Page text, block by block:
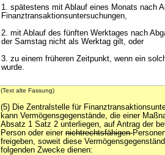
1. spätestens mit Ablauf eines Monats nach
Finanztransaktionsuntersuchungen,
2. mit Ablauf des fünften Werktages nach
der Samstag nicht als Werktag gilt, oder
3. zu einem früheren Zeitpunkt, wenn ein
wurde.
(Text alte Fassung)
(5) Die Zentralstelle für
kann Vermögensgegenstände, die einer
Absatz 1 Satz 2 unterliegen, auf Antrag der
Person oder einer nichtrechtsfähigen
freigeben, soweit diese
folgenden Zwecke dienen: